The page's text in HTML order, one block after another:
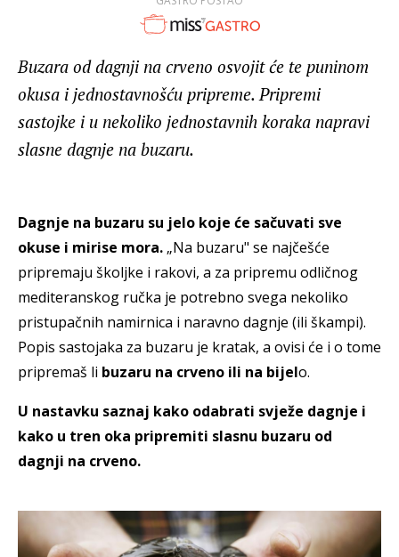
Buzara od dagnji na crveno osvojit će te puninom
okusa i jednostavnošću pripreme. Pripremi
sastojke i u nekoliko jednostavnih koraka napravi
slasne dagnje na buzaru.
Dagnje na buzaru su jelo koje će sačuvati sve
okuse i mirise mora. „Na buzaru" se najčešće
pripremaju školjke i rakovi, a za pripremu odličnog
mediteranskog ručka je potrebno svega nekoliko
pristupačnih namirnica i naravno dagnje (ili škampi).
Popis sastojaka za buzaru je kratak, a ovisi će i o tome
pripremaš li buzaru na crveno ili na bijelo.
U nastavku saznaj kako odabrati svježe dagnje i
kako u tren oka pripremiti slasnu buzaru od
dagnji na crveno.